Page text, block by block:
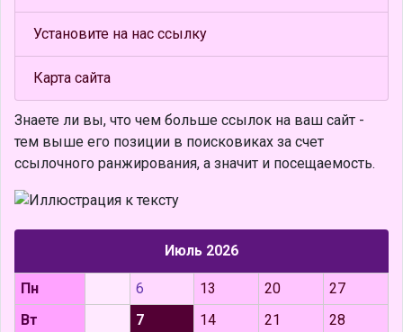
Установите на нас ссылку
Карта сайта
Знаете ли вы, что чем больше ссылок на ваш сайт -
тем выше его позиции в поисковиках за счет
ссылочного ранжирования, а значит и посещаемость.
Июль 2026
Пн 6 13 20
27
Вт
7 14 21
28